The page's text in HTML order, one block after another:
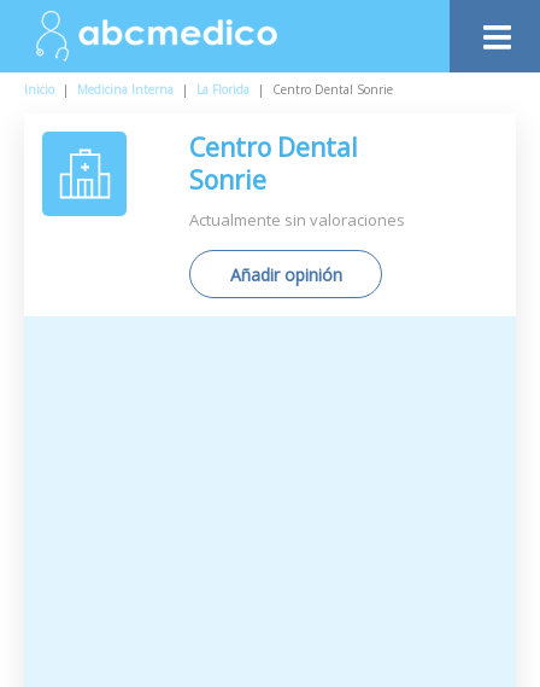
Inicio | Medicina Interna | La Florida | Centro Dental Sonrie
Centro Dental
Sonrie
Actualmente sin valoraciones
Añadir opinión